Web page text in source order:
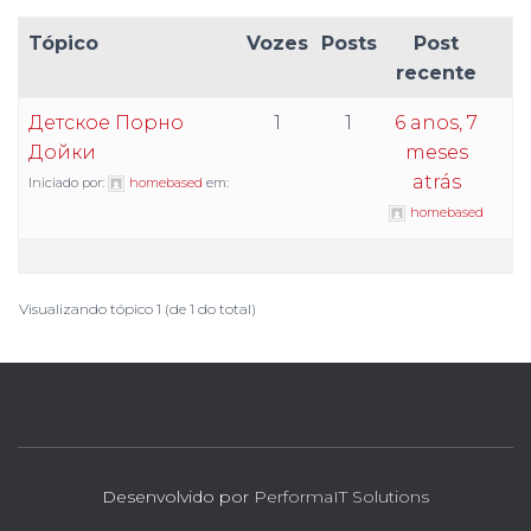
Tópico Vozes Posts
Post
recente
Детское Порно
Дойки
Iniciado por: homebased em:
1 1
6 anos, 7
meses
atrás
homebased
Visualizando tópico 1 (de 1 do total)
Desenvolvido por PerformaIT Solutions